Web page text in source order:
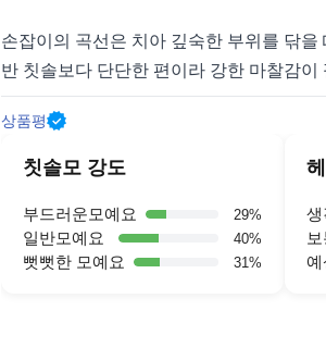
손잡이의 곡선은 치아 깊숙한 부위를 닦
반 칫솔보다 단단한 편이라 강한 마찰감이
상품평
칫솔모 강도
부드러운모예요 29%
일반모예요 40%
뻣뻣한 모예요 31%
생
예